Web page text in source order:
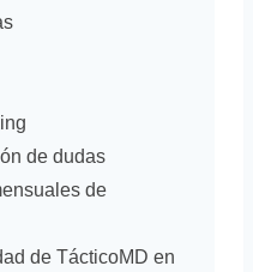
de dudas
de
de TácticoMD en